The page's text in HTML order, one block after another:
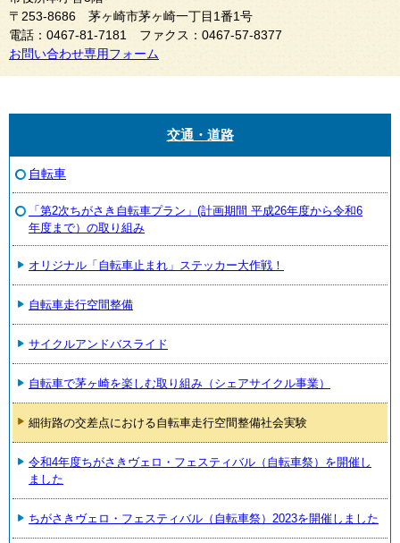
〒253-8686 茅ヶ崎市茅ヶ崎一丁目1番1号
電話：0467-81-7181 ファクス：0467-57-8377
お問い合わせ専用フォーム
交通・道路
自転車
「第2次ちがさき自転車プラン」(計画期間 平成26年度から令和6
年度まで）の取り組み
オリジナル「自転車止まれ」ステッカー大作戦！
自転車走行空間整備
サイクルアンドバスライド
自転車で茅ヶ崎を楽しむ取り組み（シェアサイクル事業）
細街路の交差点における自転車走行空間整備社会実験
令和4年度ちがさきヴェロ・フェスティバル（自転車祭）を開催し
ました
ちがさきヴェロ・フェスティバル（自転車祭）2023を開催しました